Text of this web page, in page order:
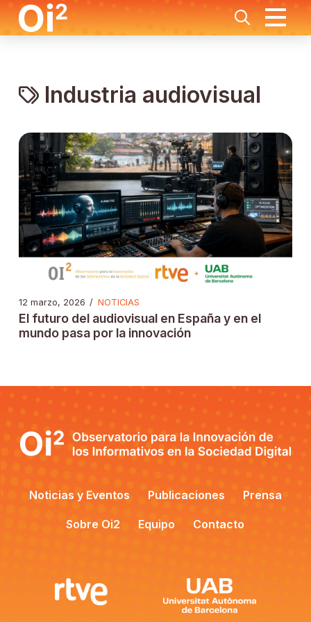
Industria audiovisual
12 marzo, 2026 / NOTICIAS
El futuro del audiovisual en España y en el
mundo pasa por la innovación
Noticias y Eventos Publicaciones Prensa
Sobre Oi2 Equipo Contacto